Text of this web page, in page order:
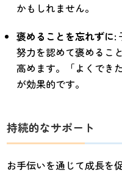
かもしれません。
褒めることを忘れずに:
努力を認めて褒めるこ
高めます。「よくでき
が効果的です。
持続的なサポート
お手伝いを通じて成長を